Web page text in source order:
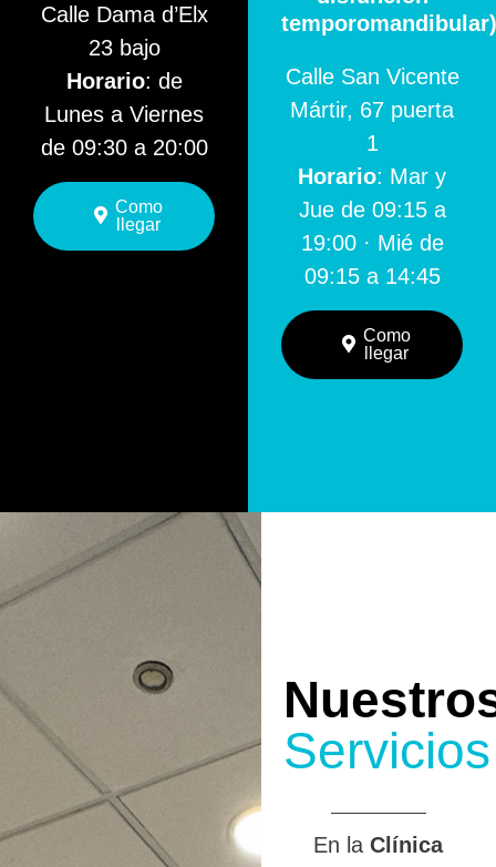
Calle Dama d’Elx
23 bajo
Horario: de
Lunes a Viernes
de 09:30 a 20:00
Como
llegar
temporomandibular)
Calle San Vicente
Mártir, 67 puerta
1
Horario: Mar y
Jue de 09:15 a
19:00 · Mié de
09:15 a 14:45
Como
llegar
Servicios
En laClínica